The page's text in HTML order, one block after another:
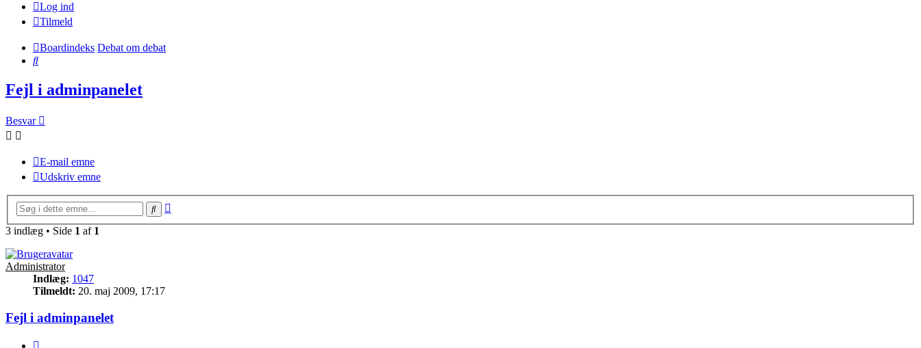
Log ind
Tilmeld
Boardindeks Debat om debat
Søg
Fejl i adminpanelet
Besvar
E-mail emne
Udskriv emne
Søg
3 indlæg • Side 1 af 1
Administrator
Indlæg: 1047
Tilmeldt: 20. maj 2009, 17:17
Fejl i adminpanelet